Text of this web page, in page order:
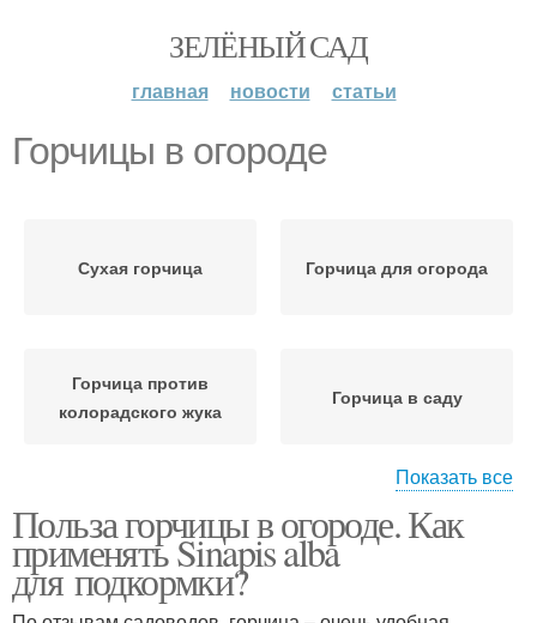
ЗЕЛЁНЫЙ САД
главная новости статьи
Горчицы в огороде
Сухая горчица Горчица для огорода
Горчица против
колорадского жука
Горчица в саду
вредителей
Показать все
Польза горчицы в огороде. Как
применять Sinapis alba
для подкормки?